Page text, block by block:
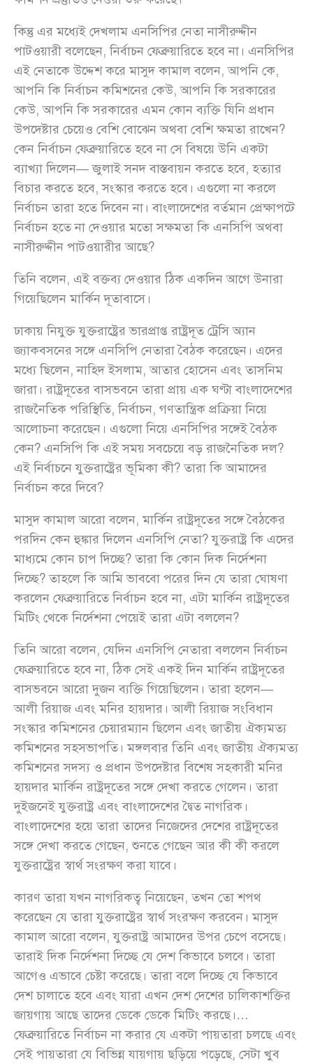
কিন্তু এর মধ্যেই দেখলাম এনসিপির নেতা নাসীরুদ্দীন
পাটওয়ারী বলেছেন, নির্বাচন ফেব্রুয়ারিতে হবে না। এনসিপির
এই নেতাকে উদ্দেশ করে মাসুদ কামাল বলেন, আপনি কে,
আপনি কি নির্বাচন কমিশনের কেউ, আপনি কি সরকারের
কেউ, আপনি কি সরকারের এমন কোন ব্যক্তি যিনি প্রধান
উপদেষ্টার চেয়েও বেশি বোঝেন অথবা বেশি ক্ষমতা রাখেন?
কেন নির্বাচন ফেব্রুয়ারিতে হবে না সে বিষয়ে উনি একটা
ব্যাখ্যা দিলেন— জুলাই সনদ বাস্তবায়ন করতে হবে, হত্যার
বিচার করতে হবে, সংস্কার করতে হবে। এগুলো না করলে
নির্বাচন তারা হতে দিবেন না। বাংলাদেশের বর্তমান প্রেক্ষাপটে
নির্বাচন হতে না দেওয়ার মতো সক্ষমতা কি এনসিপি অথবা
নাসীরুদ্দীন পাটওয়ারীর আছে?
তিনি বলেন, এই বক্তব্য দেওয়ার ঠিক একদিন আগে উনারা
গিয়েছিলেন মার্কিন দূতাবাসে।
ঢাকায় নিযুক্ত যুক্তরাষ্ট্রের ভারপ্রাপ্ত রাষ্ট্রদূত ট্রেসি অ্যান
জ্যাকবসনের সঙ্গে এনসিপি নেতারা বৈঠক করেছেন। এদের
মধ্যে ছিলেন, নাহিদ ইসলাম, আতার হোসেন এবং তাসনিম
জারা। রাষ্ট্রদূতের বাসভবনে তারা প্রায় এক ঘণ্টা বাংলাদেশের
রাজনৈতিক পরিস্থিতি, নির্বাচন, গণতান্ত্রিক প্রক্রিয়া নিয়ে
আলোচনা করেছেন। এগুলো নিয়ে এনসিপির সঙ্গেই বৈঠক
কেন? এনসিপি কি এই সময় সবচেয়ে বড় রাজনৈতিক দল?
এই নির্বাচনে যুক্তরাষ্ট্রের ভূমিকা কী? তারা কি আমাদের
নির্বাচন করে দিবে?
মাসুদ কামাল আরো বলেন, মার্কিন রাষ্ট্রদূতের সঙ্গে বৈঠকের
পরদিন কেন হুঙ্কার দিলেন এনসিপি নেতা? যুক্তরাষ্ট্র কি এদের
মাধ্যমে কোন চাপ দিচ্ছে? তারা কি কোন দিক নির্দেশনা
দিচ্ছে? তাহলে কি আমি ভাববো পরের দিন যে তারা ঘোষণা
করলেন ফেব্রুয়ারিতে নির্বাচন হবে না, এটা মার্কিন রাষ্ট্রদূতের
মিটিং থেকে নির্দেশনা পেয়েই তারা এটা বললেন?
তিনি আরো বলেন, যেদিন এনসিপি নেতারা বললেন নির্বাচন
ফেব্রুয়ারিতে হবে না, ঠিক সেই একই দিন মার্কিন রাষ্ট্রদূতের
বাসভবনে আরো দুজন ব্যক্তি গিয়েছিলেন। তারা হলেন—
আলী রিয়াজ এবং মনির হায়দার। আলী রিয়াজ সংবিধান
সংস্কার কমিশনের চেয়ারম্যান ছিলেন এবং জাতীয় ঐক্যমত্য
কমিশনের সহসভাপতি। মঙ্গলবার তিনি এবং জাতীয় ঐক্যমত্য
কমিশনের সদস্য ও প্রধান উপদেষ্টার বিশেষ সহকারী মনির
হায়দার মার্কিন রাষ্ট্রদূতের সঙ্গে দেখা করতে গেলেন। তারা
দুইজনেই যুক্তরাষ্ট্র এবং বাংলাদেশের দ্বৈত নাগরিক।
বাংলাদেশের হয়ে তারা তাদের নিজেদের দেশের রাষ্ট্রদূতের
সঙ্গে দেখা করতে গেছেন, শুনতে গেছেন আর কী কী করলে
যুক্তরাষ্ট্রের স্বার্থ সংরক্ষণ করা যাবে।
কারণ তারা যখন নাগরিকত্ব নিয়েছেন, তখন তো শপথ
করেছেন যে তারা যুক্তরাষ্ট্রের স্বার্থ সংরক্ষণ করবেন। মাসুদ
কামাল আরো বলেন, যুক্তরাষ্ট্র আমাদের উপর চেপে বসেছে।
তারাই দিক নির্দেশনা দিচ্ছে যে দেশ কিভাবে চলবে। তারা
আগেও এভাবে চেষ্টা করেছে। তারা বলে দিচ্ছে যে কিভাবে
দেশ চালাতে হবে এবং যারা এখন দেশ দেশের চালিকাশক্তির
জায়গায় আছে তাদের ডেকে ডেকে মিটিং করছে।…
ফেব্রুয়ারিতে নির্বাচন না করার যে একটা পায়তারা চলছে এবং
সেই পায়তারা যে বিভিন্ন যায়গায় ছড়িয়ে পড়েছে, সেটা খুব